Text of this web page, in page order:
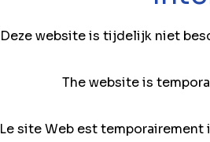
Deze website is tijdelijk niet
The website is
Le site Web est